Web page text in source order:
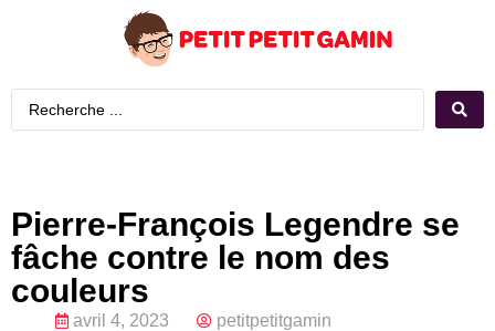
Pierre-François Legendre se
fâche contre le nom des
couleurs
avril 4, 2023
petitpetitgamin